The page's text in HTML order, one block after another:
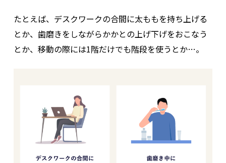
たとえば、デスクワークの合間に太ももを持ち上げる
とか、歯磨きをしながらかかとの上げ下げをおこなう
とか、移動の際には1階だけでも階段を使うとか…。